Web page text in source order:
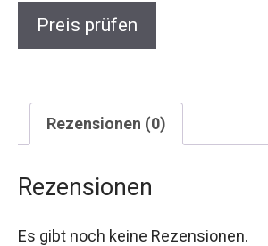
Preis prüfen
Rezensionen (0)
Rezensionen
Es gibt noch keine Rezensionen.